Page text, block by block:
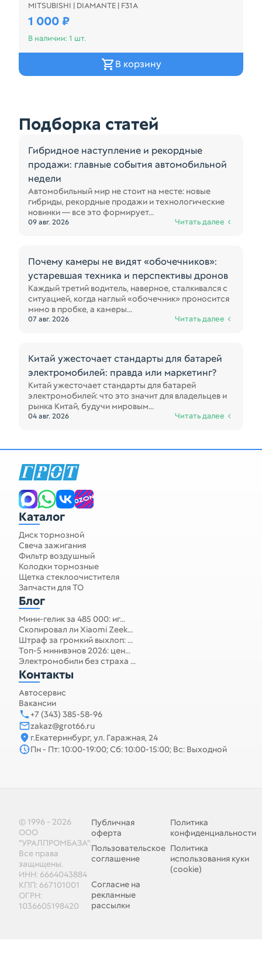
Диск тормозной MITSUBISHI DIAMANTE F31A
MITSUBISHI | DIAMANTE | F31A
1 000 ₽
В наличии: 1 шт.
В корзину
Подборка статей
Гибридное наступление и рекордные
продажи: главные события автомобильной
недели
Автомобильный мир не стоит на месте: новые
гибриды, рекордные продажи и технологические
новинки — все это формирует...
09 авг. 2026 Читать далее
Почему камеры не видят «обочечников»:
устаревшая техника и перспективы дронов
Каждый третий водитель, наверное, сталкивался с
ситуацией, когда наглый «обочечник» проносится
мимо в пробке, а камеры...
07 авг. 2026 Читать далее
Китай ужесточает стандарты для батарей
электромобилей: правда или маркетинг?
Китай ужесточает стандарты для батарей
электромобилей: что это значит для владельцев и
рынка Китай, будучи мировым...
04 авг. 2026 Читать далее
Каталог
Диск тормозной
Свеча зажигания
Фильтр воздушный
Колодки тормозные
Щетка стеклоочистителя
Запчасти для ТО
Блог
Мини-гелик за 485 000: иг...
Скопировал ли Xiaomi Zeek...
Штраф за громкий выхлоп: ...
Топ-5 минивэнов 2026: цен...
Электромобили без страха ...
Контакты
Автосервис
Вакансии
+7 (343) 385-58-96
zakaz@grot66.ru
г.Екатеринбург, ул. Гаражная, 24
Пн - Пт: 10:00-19:00; Сб: 10:00-15:00; Вс: Выходной
© 1996 - 2026
ООО
"УРАЛПРОМБАЗА".
Все права
защищены.
ИНН: 6664043884
КПП: 667101001
ОГРН:
1036605198420
Публичная
оферта
Политика
конфиденциальности
Пользовательское
соглашение
Политика
использования куки
(cookie)
Согласие на
рекламные
рассылки